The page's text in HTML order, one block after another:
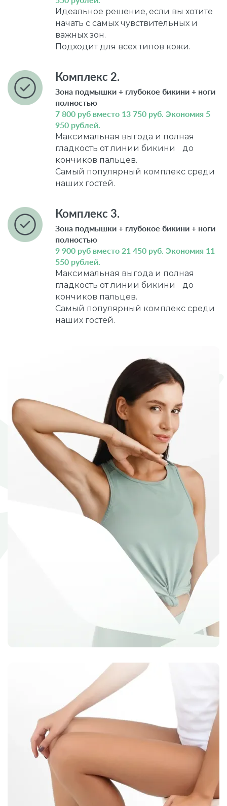
Идеальное решение, если вы хотите
начать с самых чувствительных и
важных зон.
Подходит для всех типов кожи.
Комплекс 2.
Зона подмышки + глубокое бикини + ноги
полностью
7 800 руб вместо 13 750 руб. Экономия 5
950 рублей.
Максимальная выгода и полная
гладкость от линии бикини до
кончиков пальцев.
Самый популярный комплекс среди
наших гостей.
Комплекс 3.
Зона подмышки + глубокое бикини + ноги
полностью
9 900 руб вместо 21 450 руб. Экономия 11
550 рублей.
Максимальная выгода и полная
гладкость от линии бикини до
кончиков пальцев.
Самый популярный комплекс среди
наших гостей.